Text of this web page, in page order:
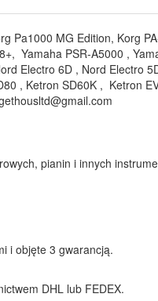
Pa1000 MG Edition, Korg
Yamaha PSR-A5000 ,
Electro 6D , Nord Electro
, Ketron SD60K , Ketron
pianin i innych
i objęte 3 gwarancją.
DHL lub FEDEX.